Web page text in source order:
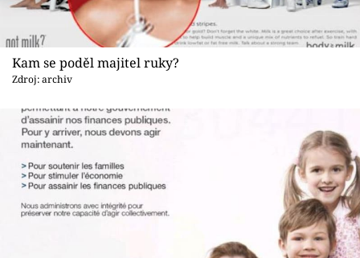
Kam se poděl majitel ruky?
Zdroj: archiv